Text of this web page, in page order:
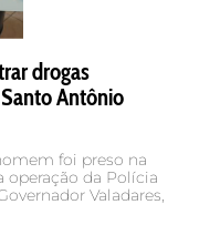
drogas
Antônio
foi preso na
operação da Polícia
Valadares,